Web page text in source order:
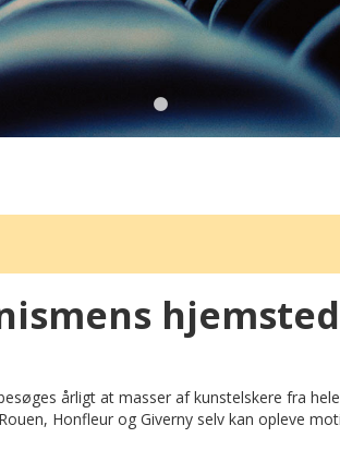
hjemsted
årligt at masser af kunstelskere fra
Honfleur og Giverny selv kan opleve